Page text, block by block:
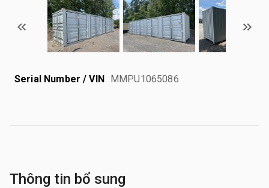
Serial Number / VIN MMPU1065086
Thông tin bổ sung